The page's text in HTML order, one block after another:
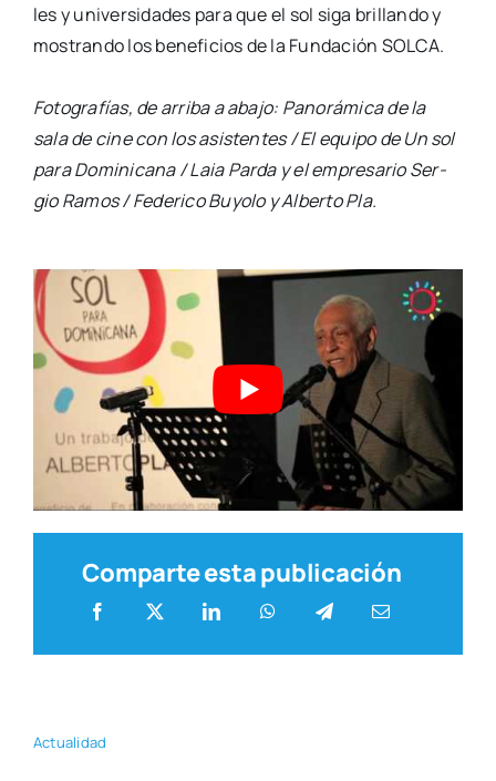
les y uni­ver­si­da­des para que el sol siga bri­llan­do y
mos­tran­do los bene­fi­cios de la Fun­da­ción SOLCA.
Foto­gra­fías, de arri­ba a aba­jo: Pano­rá­mi­ca de la
sala de cine con los asis­ten­tes / El equi­po de Un sol
para Domi­ni­ca­na / Laia Par­da y el empre­sa­rio Ser­
gio Ramos / Fede­ri­co Buyo­lo y Alber­to Pla.
Comparte esta publicación
Actua­li­dad